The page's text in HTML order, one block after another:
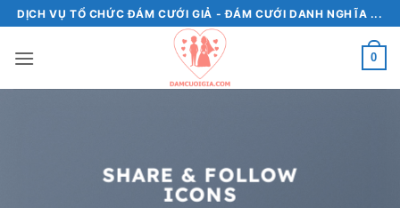
qua
nội
DỊCH VỤ TỔ CHỨC ĐÁM CƯỚI GIẢ - ĐÁM CƯỚI DANH NGHĨA ...
0
SHARE & FOLLOW
ICONS